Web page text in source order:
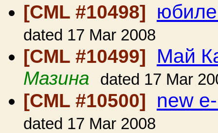
[CML #10498]
dated 17 Mar 2008
[CML #10499] Май
Мазина dated 17 Mar
[CML #10500] new
dated 17 Mar 2008